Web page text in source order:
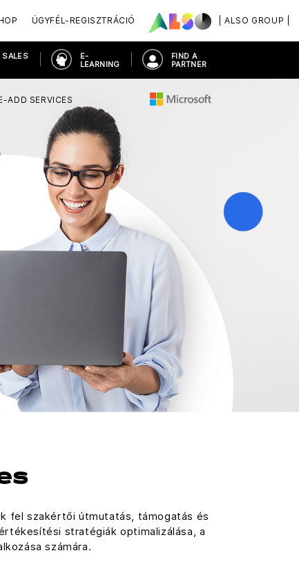
| ALSO GROUP |
ÜGYFÉL-REGISZTRÁCIÓ
SALES
E-
LEARNING
FIND A
PARTNER
ADD SERVICES
fel szakértői útmutatás, támogatás és
stratégiák optimalizálása, a
számára.